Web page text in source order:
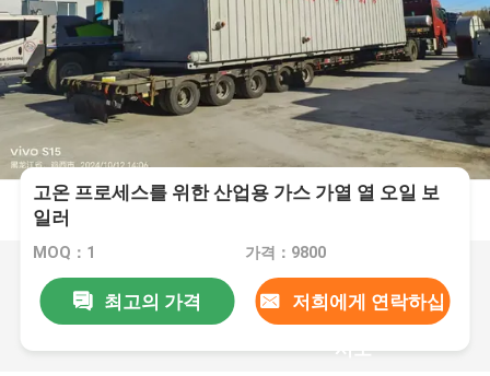
고온 프로세스를 위한 산업용 가스 가열 열 오일 보
일러
MOQ：1 가격：9800
최고의 가격 저희에게 연락하십
시오